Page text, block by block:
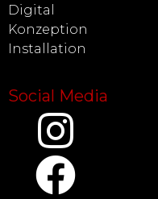
Digital
Konzeption
Installation
Social Media